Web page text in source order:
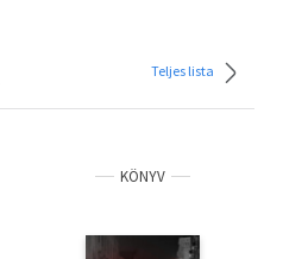
Teljes lista
KÖNYV